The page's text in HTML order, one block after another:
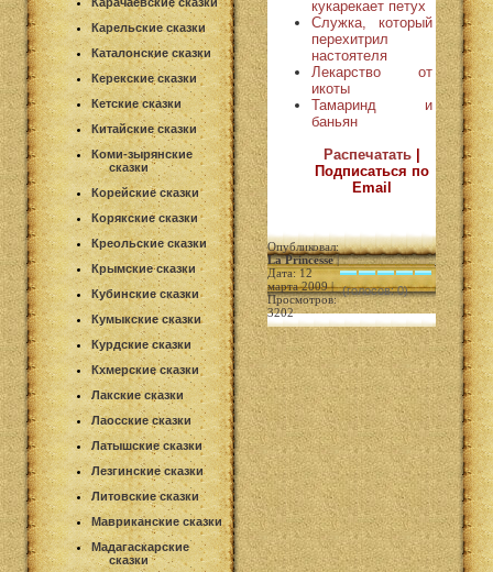
Карельские сказки
Каталонские сказки
Керекские сказки
Кетские сказки
Китайские сказки
Коми-зырянские
сказки
Корейские сказки
Корякские сказки
Креольские сказки
Крымские сказки
Кубинские сказки
Кумыкские сказки
Курдские сказки
Кхмерские сказки
Лакские сказки
Лаосские сказки
Латышские сказки
Лезгинские сказки
Литовские сказки
Мавриканские сказки
Мадагаскарские
сказки
кукарекает петух
Служка, который
перехитрил
настоятеля
Лекарство от
икоты
Тамаринд и
баньян
Распечатать
Подписаться по
Email
Опубликовал:
La Princesse|
Дата: 12
марта 2009 |
Просмотров:
3202
(голосов: 0)